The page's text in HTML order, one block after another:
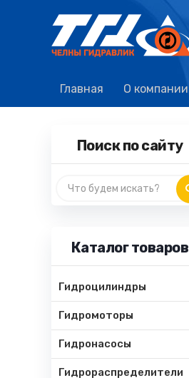
Главная О компании
Поиск по сайту
Каталог товаров
Гидроцилиндры
Гидромоторы
Гидронасосы
Гидрораспределители